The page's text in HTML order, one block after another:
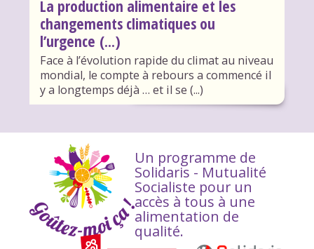
La production alimentaire et les
changements climatiques ou
l’urgence (...)
Face à l’évolution rapide du climat au niveau
mondial, le compte à rebours a commencé il
y a longtemps déjà … et il se (...)
Un programme de
Solidaris - Mutualité
Socialiste pour un
accès à tous à une
alimentation de
qualité.